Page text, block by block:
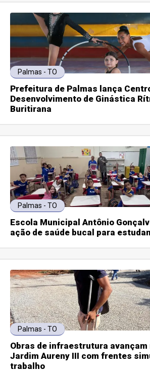
Palmas - TO
Prefeitura de Palmas lança
Desenvolvimento de Ginástica
Buritirana
Palmas - TO
Escola Municipal Antônio
ação de saúde bucal para
Palmas - TO
Obras de infraestrutura avançam
Jardim Aureny III com frentes
trabalho